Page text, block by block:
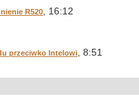
R520 , 16:12
przeciwko Intelowi , 8:51